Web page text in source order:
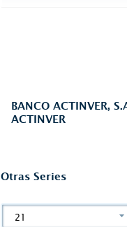
BANCO ACTINVER,
ACTINVER
Otras Series
21